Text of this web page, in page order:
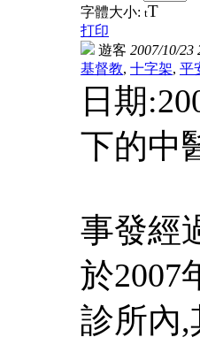
字體大小: tT
打印
遊客 2007/10/23
基督教, 十字架, 平
日期
下的中
事發經
於2007
診所內,